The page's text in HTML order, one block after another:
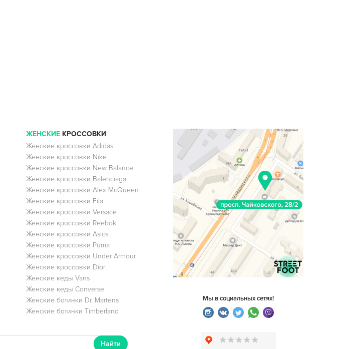
ЖЕНСКИЕКРОССОВКИ
Женские кроссовки Adidas
Женские кроссовки Nike
Женские кроссовки New Balance
Женские кроссовки Balenciaga
Женские кроссовки Alex McQueen
Женские кроссовки Fila
Женские кроссовки Versace
Женские кроссовки Reebok
Женские кроссовки Asics
Женские кроссовки Puma
Женские кроссовки Under Armour
Женские кроссовки Dior
Женские кеды Vans
Женские кеды Converse
Женские ботинки Dr. Martens
Женские ботинки Timberland
Найти
Мы в социальных сетях!